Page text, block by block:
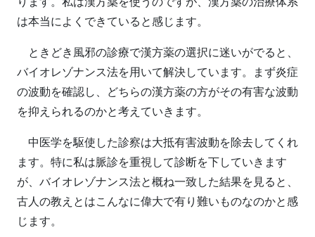
は本当によくできていると感じます。
ときどき風邪の診療で漢方薬の選択に迷いがでると、
バイオレゾナンス法を用いて解決しています。まず炎症
の波動を確認し、どちらの漢方薬の方がその有害な波動
を抑えられるのかと考えていきます。
中医学を駆使した診察は大抵有害波動を除去してくれ
ます。特に私は脈診を重視して診断を下していきます
が、バイオレゾナンス法と概ね一致した結果を見ると、
古人の教えとはこんなに偉大で有り難いものなのかと感
じます。